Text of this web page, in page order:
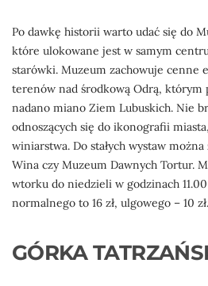
Po dawkę historii warto udać się do
które ulokowane jest w samym
starówki. Muzeum zachowuje cenne
terenów nad środkową Odrą, którym
nadano miano Ziem Lubuskich. Nie
odnoszących się do ikonografii
winiarstwa. Do stałych wystaw
Wina czy Muzeum Dawnych Tortur.
wtorku do niedzieli w godzinach
normalnego to 16 zł, ulgowego – 10 zł.
GÓRKA